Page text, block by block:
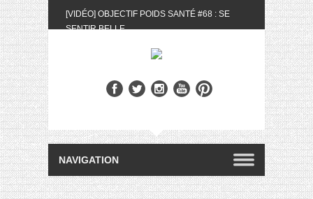
[VIDÉO] OBJECTIF POIDS SANTÉ #68 : SE
SENTIR BELLE
BIOTYFULL BOX DU MOIS DE MAI 2024 FEAT.
[VIDÉO] QUITOQUE #10 : MEAL PREP &
CONVIVIALITÉ
[VIDÉO] UNBOXING : LES MY LITTLE &
BIOTYFULL BOX DU MOIS D’AVRIL 2024
FEAT. AKILA